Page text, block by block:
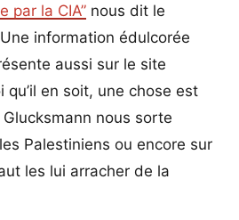
par la CIA” nous dit le
information édulcorée
aussi sur le site
qu’il en soit, une chose est
nous sorte
Palestiniens ou encore sur
les lui arracher de la